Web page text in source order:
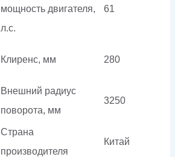
мощность двигателя,
л.с.
61
Клиренс, мм 280
Внешний радиус
поворота, мм
3250
Страна
производителя
Китай